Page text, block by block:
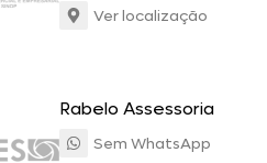
Ver localização
Rabelo Assessoria
Sem WhatsApp